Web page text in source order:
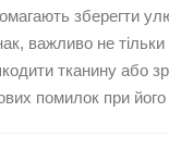
зберегти
важливо не
тканину або
помилок при його